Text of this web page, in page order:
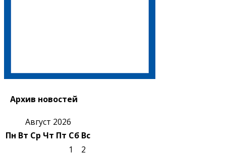
Архив новостей
Август 2026
Пн Вт Ср Чт Пт Сб Вс
1
2